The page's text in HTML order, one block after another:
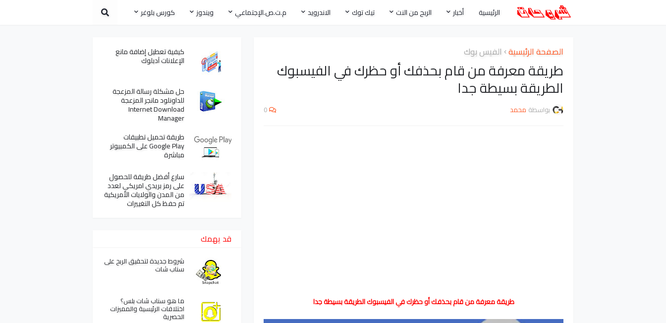
الرئيسية أخبار الربح من النت تيك توك الاندرويد م.ت.ص.الإجتماعي ويندوز كورس بلوغر
الصفحة الرئيسية الفيس بوك
طريقة معرفة من قام بحذفك أو حظرك في الفيسبوك
الطريقة بسيطة جدا
بواسطة محمد 0
طريقة معرفة من قام بحذفك أو حظرك في الفيسبوك الطريقة بسيطة جدا
كيفية تعطيل إضافة مانع
الإعلانات آدبلوك
حل مشكلة رسالة المزعجة
للداونلود مانجر المزعجة
Internet Download
Manager
طريقة تحميل تطبيقات
Google Play على الكمبيوتر
مباشرة
سارع أفضل طريقة للحصول
على رمز بريدي امريكي لعدد
من المدن والولايات الأمريكية
تم حفظ كل التغييرات
قد يهمك
شروط جديدة لتحقيق الربح على
سناب شات
ما هو سناب شات بلس؟
اختلافات الرئيسية والمميزات
الحصرية